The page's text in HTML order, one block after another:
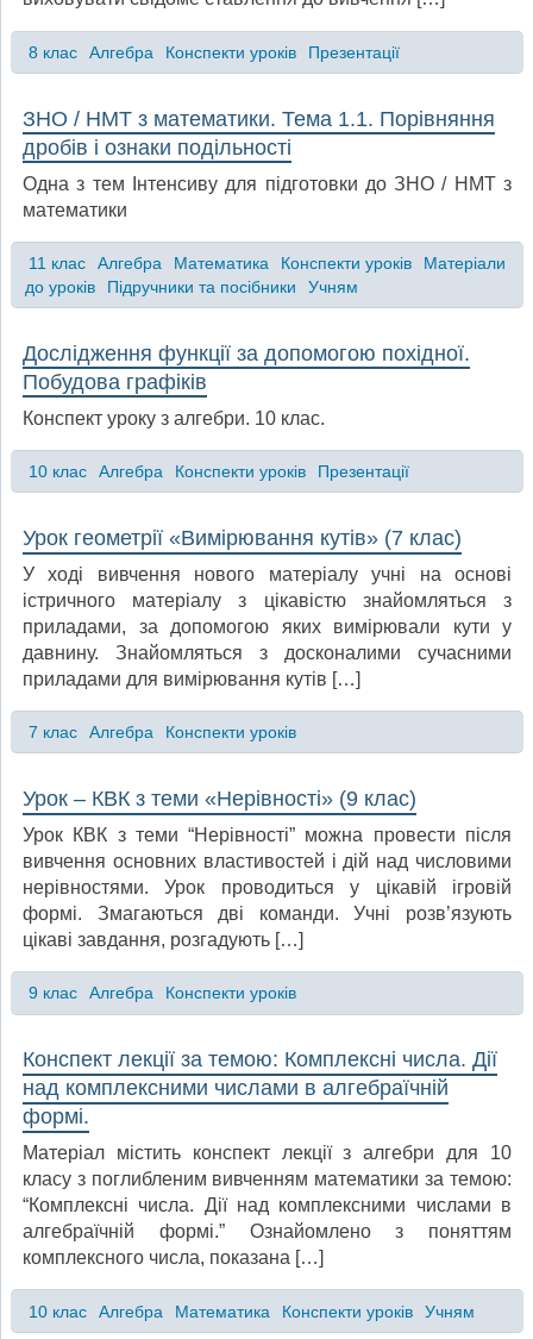
8 клас Алгебра Конспекти уроків Презентації
ЗНО / НМТ з математики. Тема 1.1. Порівняння
дробів і ознаки подільності
Одна з тем Інтенсиву для підготовки до ЗНО / НМТ з
математики
11 клас Алгебра Математика Конспекти уроків
Матеріали
до уроків
Підручники та посібники Учням
Дослідження функції за допомогою похідної.
Побудова графіків
Конспект уроку з алгебри. 10 клас.
10 клас Алгебра Конспекти уроків Презентації
Урок геометрії «Вимірювання кутів» (7 клас)
У ході вивчення нового матеріалу учні на основі
істричного матеріалу з цікавістю знайомляться з
приладами, за допомогою яких вимірювали кути у
давнину. Знайомляться з досконалими сучасними
приладами для вимірювання кутів […]
7 клас Алгебра Конспекти уроків
Урок – КВК з теми «Нерівності» (9 клас)
Урок КВК з теми “Нерівності” можна провести після
вивчення основних властивостей і дій над числовими
нерівностями. Урок проводиться у цікавій ігровій
формі. Змагаються дві команди. Учні розв’язують
цікаві завдання, розгадують […]
9 клас Алгебра Конспекти уроків
Конспект лекції за темою: Комплексні числа. Дії
над комплексними числами в алгебраїчній
формі.
Матеріал містить конспект лекції з алгебри для 10
класу з поглибленим вивченням математики за темою:
“Комплексні числа. Дії над комплексними числами в
алгебраїчній формі.” Ознайомлено з поняттям
комплексного числа, показана […]
10 клас Алгебра Математика Конспекти уроків Учням